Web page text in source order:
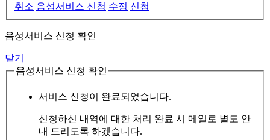
취소 음성서비스 신청 수정 신청
음성서비스 신청 확인
닫기
음성서비스 신청 확인
서비스 신청이 완료되었습니다.
신청하신 내역에 대한 처리 완료 시 메일로 별도 안
내 드리도록 하겠습니다.